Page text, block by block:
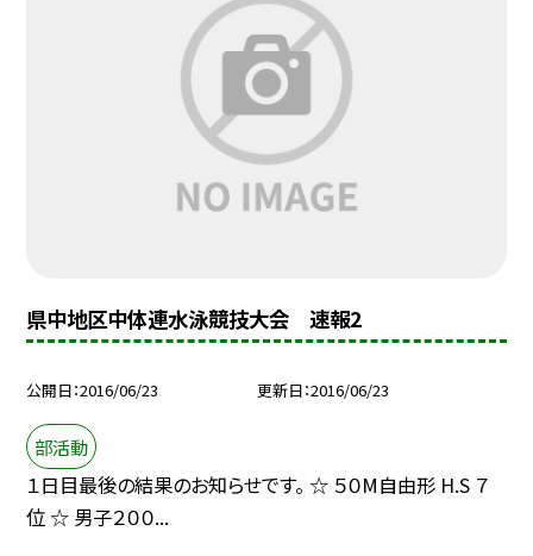
県中地区中体連水泳競技大会 速報2
公開日 2016/06/23 更新日 2016/06/23
部活動
１日目最後の結果のお知らせです。 ☆ ５０M自由形 H.S ７
位 ☆ 男子２００...